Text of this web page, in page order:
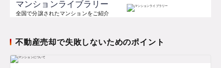
マンションライブラリー
全国で分譲されたマンションをご紹介
不動産売却で失敗しないためのポイント